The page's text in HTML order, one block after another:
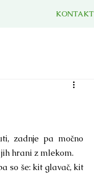
KONTAKT
zadnje pa močno
hrani z mlekom.
so še: kit glavač, kit